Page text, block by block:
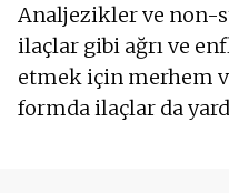
Analjezikler ve
ilaçlar gibi ağrı ve
etmek için merhem
formda ilaçlar da